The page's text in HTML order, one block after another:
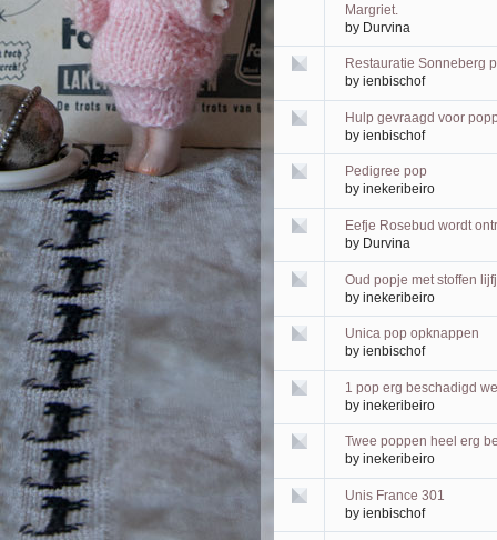
Margriet.
by Durvina
Restauratie Sonneberg
by ienbischof
Hulp gevraagd voor
by ienbischof
Pedigree pop
by inekeribeiro
Eefje Rosebud wordt
by Durvina
Oud popje met stoffen
by inekeribeiro
Unica pop opknappen
by ienbischof
1 pop erg beschadigd
by inekeribeiro
Twee poppen heel erg
by inekeribeiro
Unis France 301
by ienbischof